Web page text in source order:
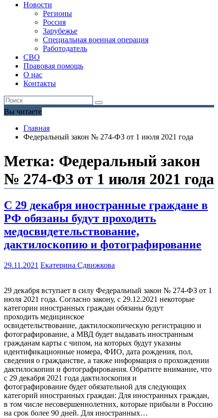
Новости
Регионы
Россия
Зарубежье
Специальная военная операция
Работодатель
СВО
Правовая помощь
О нас
Контакты
Вы читаете
Главная
Федеральный закон № 274-ФЗ от 1 июля 2021 года
Метка: Федеральный закон
№ 274-ФЗ от 1 июля 2021 года
С 29 декабря иностранные граждане в
РФ обязаны будут проходить
медосвидетельствование,
дактилоскопию и фотографирование
29.11.2021 Екатерина Сдвижкова
29 декабря вступает в силу Федеральный закон № 274-ФЗ от 1
июля 2021 года. Согласно закону, с 29.12.2021 некоторые
категории иностранных граждан обязаны будут
проходить медицинское
освидетельствование, дактилоскопическую регистрацию и
фотографирование, а МВД будет выдавать иностранным
гражданам карты с чипом, на которых будут указаны
идентификационные номера, ФИО, дата рождения, пол,
сведения о гражданстве, а также информация о прохождении
дактилоскопии и фотографирования. Обратите внимание, что
с 29 декабря 2021 года дактилоскопия и
фотографирование будет обязательной для следующих
категорий иностранных граждан: Для иностранных граждан,
в том числе несовершеннолетних, которые прибыли в Россию
на срок более 90 дней. Для иностранных…